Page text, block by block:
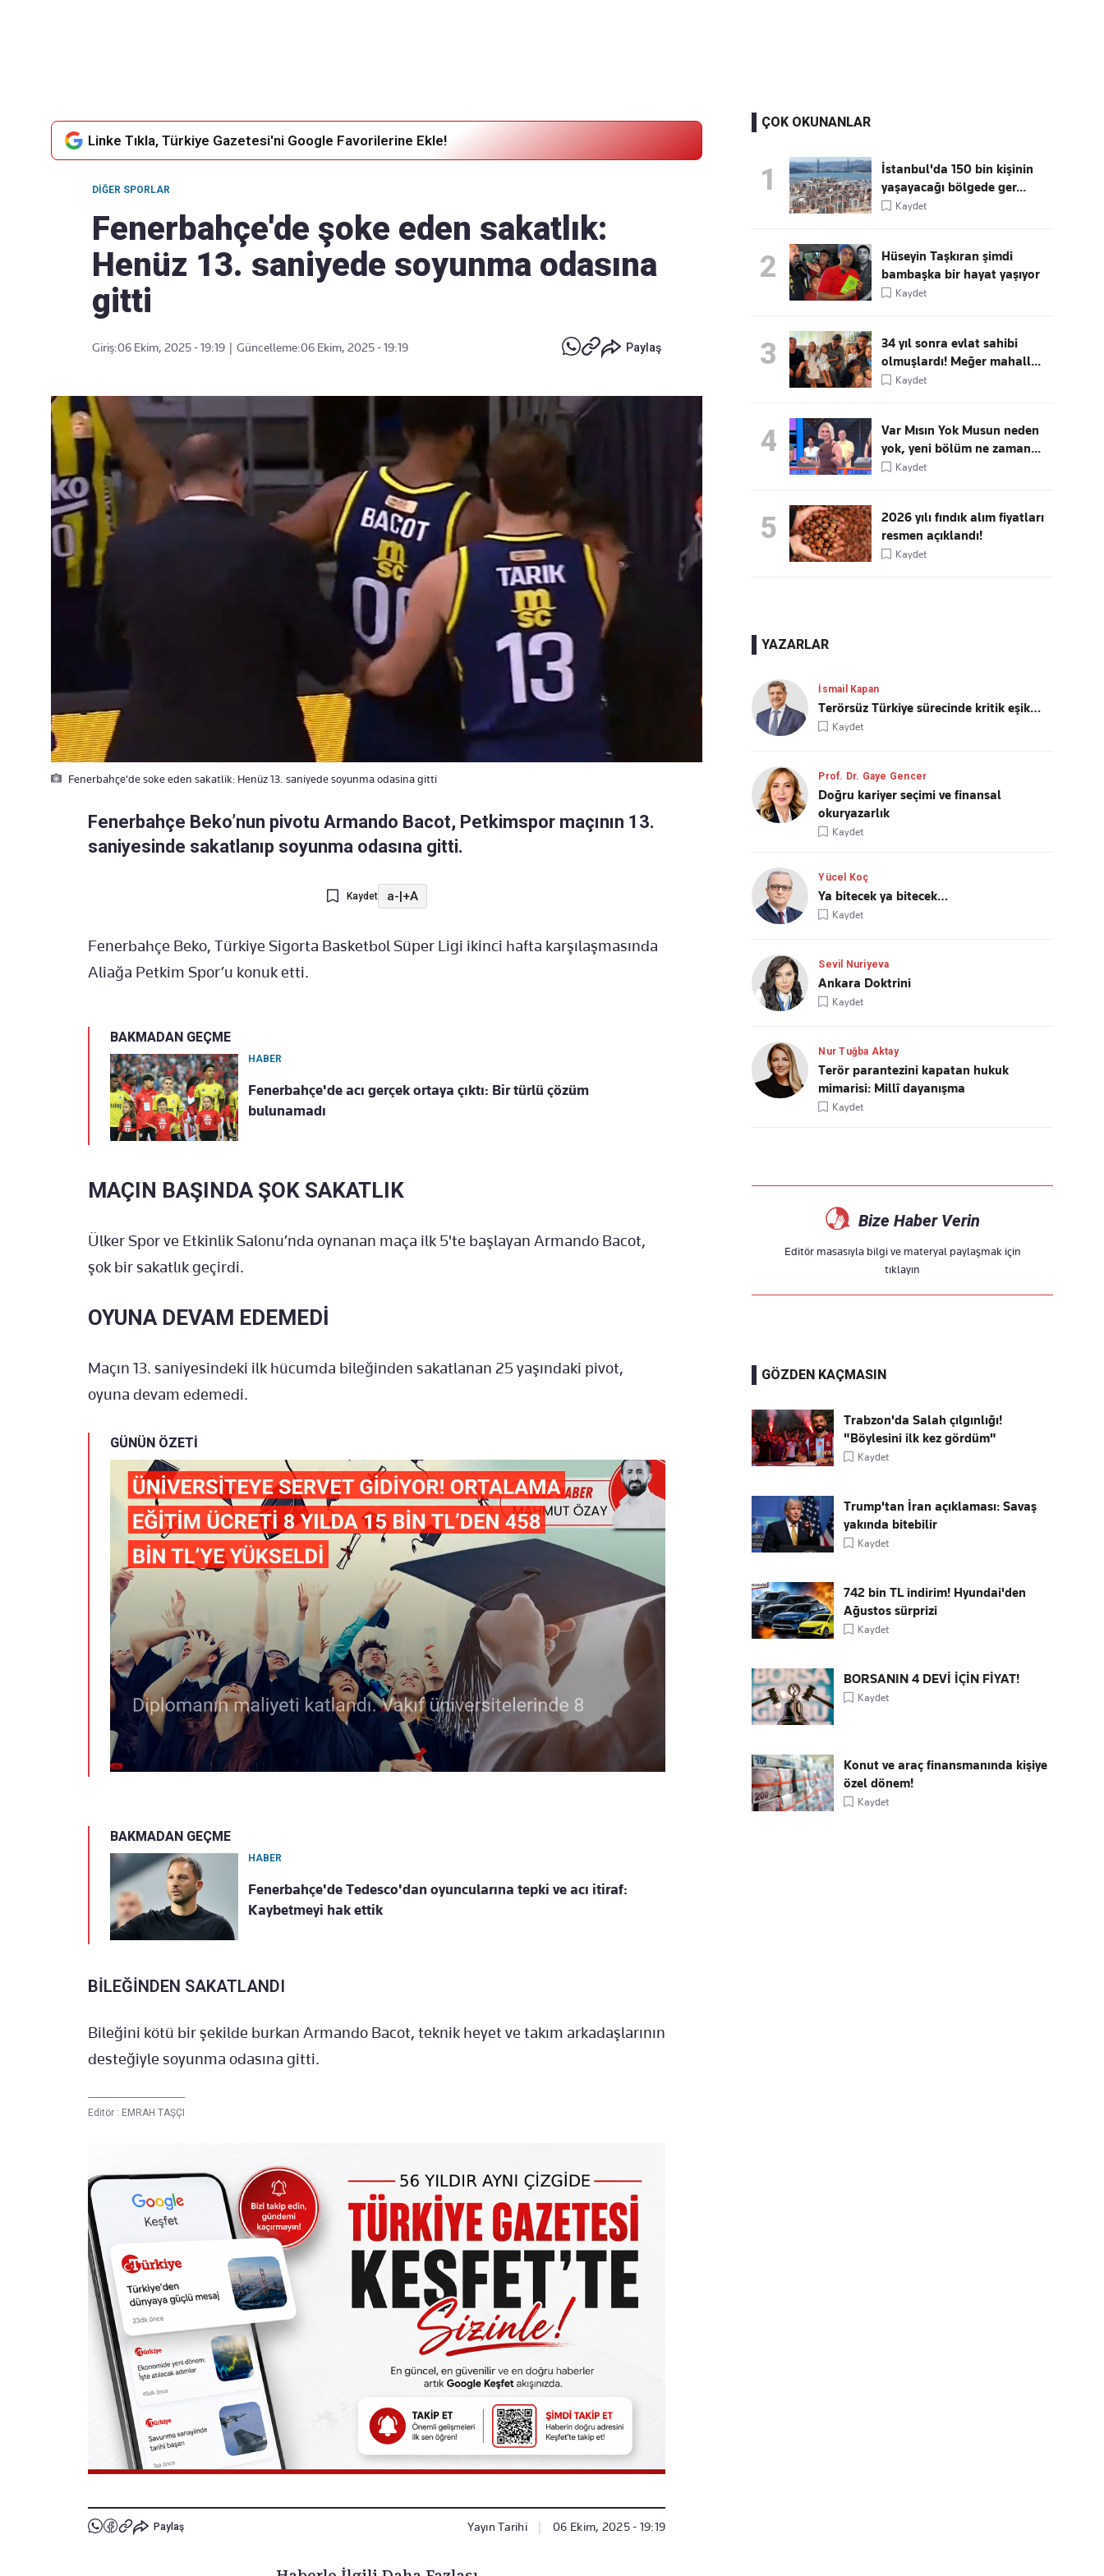
Linke Tıkla, Türkiye Gazetesi'ni Google Favorilerine Ekle!
DIĞER SPORLAR
Fenerbahçe'de şoke eden sakatlık:
Henüz 13. saniyede soyunma odasına
gitti
Giriş:06 Ekim, 2025 - 19:19 Güncelleme:06 Ekim, 2025 - 19:19 Paylaş
Fenerbahçe'de soke eden sakatlik: Henüz 13. saniyede soyunma odasina gitti
Fenerbahçe Beko’nun pivotu Armando Bacot, Petkimspor maçının 13.
saniyesinde sakatlanıp soyunma odasına gitti.
Kaydet a-|+A
Fenerbahçe Beko, Türkiye Sigorta Basketbol Süper Ligi ikinci hafta karşılaşmasında
Aliağa Petkim Spor’u konuk etti.
BAKMADAN GEÇME
HABER
Fenerbahçe'de acı gerçek ortaya çıktı: Bir türlü çözüm
bulunamadı
MAÇIN BAŞINDA ŞOK SAKATLIK
Ülker Spor ve Etkinlik Salonu’nda oynanan maça ilk 5'te başlayan Armando Bacot,
şok bir sakatlık geçirdi.
OYUNA DEVAM EDEMEDİ
Maçın 13. saniyesindeki ilk hücumda bileğinden sakatlanan 25 yaşındaki pivot,
oyuna devam edemedi.
GÜNÜN ÖZETİ
BAKMADAN GEÇME
HABER
Fenerbahçe'de Tedesco'dan oyuncularına tepki ve acı itiraf:
Kaybetmeyi hak ettik
BİLEĞİNDEN SAKATLANDI
Bileğini kötü bir şekilde burkan Armando Bacot, teknik heyet ve takım arkadaşlarının
desteğiyle soyunma odasına gitti.
Editör : EMRAH TAŞÇI
Paylaş Yayın Tarihi 06 Ekim, 2025 - 19:19
ÇOK OKUNANLAR
1
İstanbul'da 150 bin kişinin
yaşayacağı bölgede ger...
Kaydet
2
Hüseyin Taşkıran şimdi
bambaşka bir hayat yaşıyor
Kaydet
3
34 yıl sonra evlat sahibi
olmuşlardı! Meğer mahall...
Kaydet
4
Var Mısın Yok Musun neden
yok, yeni bölüm ne zaman...
Kaydet
5
2026 yılı fındık alım fiyatları
resmen açıklandı!
Kaydet
YAZARLAR
İsmail Kapan
Terörsüz Türkiye sürecinde kritik eşik…
Kaydet
Prof. Dr. Gaye Gencer
Doğru kariyer seçimi ve finansal
okuryazarlık
Kaydet
Yücel Koç
Ya bitecek ya bitecek…
Kaydet
Sevil Nuriyeva
Ankara Doktrini
Kaydet
Nur Tuğba Aktay
Terör parantezini kapatan hukuk
mimarisi: Millî dayanışma
Kaydet
Bize Haber Verin
Editör masasıyla bilgi ve materyal paylaşmak için
tıklayın
GÖZDEN KAÇMASIN
Trabzon'da Salah çılgınlığı!
"Böylesini ilk kez gördüm"
Kaydet
Trump'tan İran açıklaması: Savaş
yakında bitebilir
Kaydet
742 bin TL indirim! Hyundai'den
Ağustos sürprizi
Kaydet
BORSANIN 4 DEVİ İÇİN FİYAT!
Kaydet
Konut ve araç finansmanında kişiye
özel dönem!
Kaydet